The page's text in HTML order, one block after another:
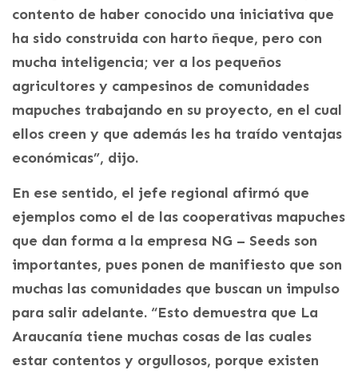
contento de haber conocido una iniciativa que
ha sido construida con harto ñeque, pero con
mucha inteligencia; ver a los pequeños
agricultores y campesinos de comunidades
mapuches trabajando en su proyecto, en el cual
ellos creen y que además les ha traído ventajas
económicas”, dijo.
En ese sentido, el jefe regional afirmó que
ejemplos como el de las cooperativas mapuches
que dan forma a la empresa NG – Seeds son
importantes, pues ponen de manifiesto que son
muchas las comunidades que buscan un impulso
para salir adelante. “Esto demuestra que La
Araucanía tiene muchas cosas de las cuales
estar contentos y orgullosos, porque existen